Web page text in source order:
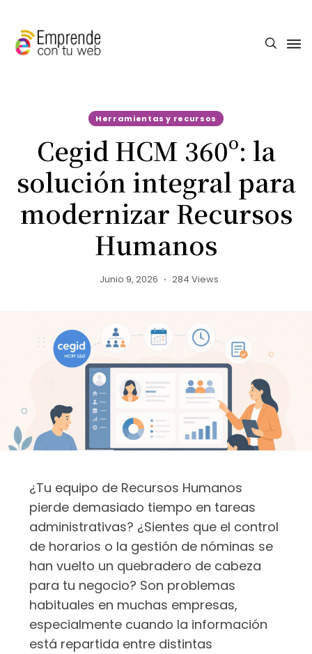
Herramientas y recursos
Cegid HCM 360º: la
solución integral para
modernizar Recursos
Humanos
Junio 9, 2026 284 Views
¿Tu equipo de Recursos Humanos
pierde demasiado tiempo en tareas
administrativas? ¿Sientes que el control
de horarios o la gestión de nóminas se
han vuelto un quebradero de cabeza
para tu negocio? Son problemas
habituales en muchas empresas,
especialmente cuando la información
está repartida entre distintas